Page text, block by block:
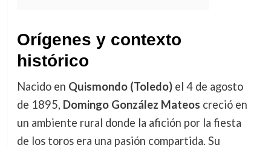
Orígenes y contexto
histórico
Nacido en Quismondo (Toledo)el 4 de agosto
de 1895, Domingo González Mateos creció en
un ambiente rural donde la afición por la fiesta
de los toros era una pasión compartida. Su